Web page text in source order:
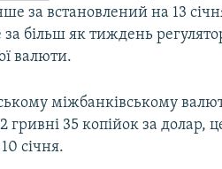
за встановлений на 13
більш як тиждень
валюти.
міжбанківському
гривні 35 копійок за долар,
січня.